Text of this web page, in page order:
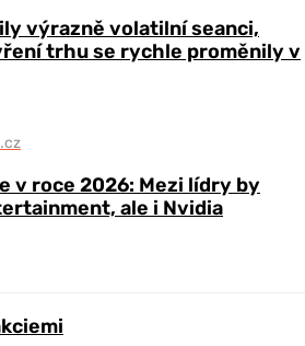
výrazně volatilní seanci,
trhu se rychle proměnily v
v roce 2026: Mezi lídry by
ale i Nvidia